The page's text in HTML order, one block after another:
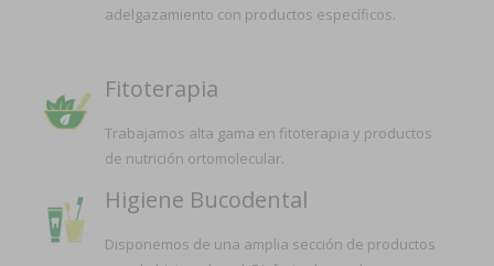
adelgazamiento con productos específicos.
Fitoterapia
Trabajamos alta gama en fitoterapia y productos
de nutrición ortomolecular.
Higiene Bucodental
Disponemos de una amplia sección de productos